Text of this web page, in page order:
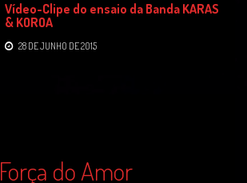
Vídeo-Clipe do ensaio da Banda KARAS
& KOROA
28 DE JUNHO DE 2015
Força do Amor